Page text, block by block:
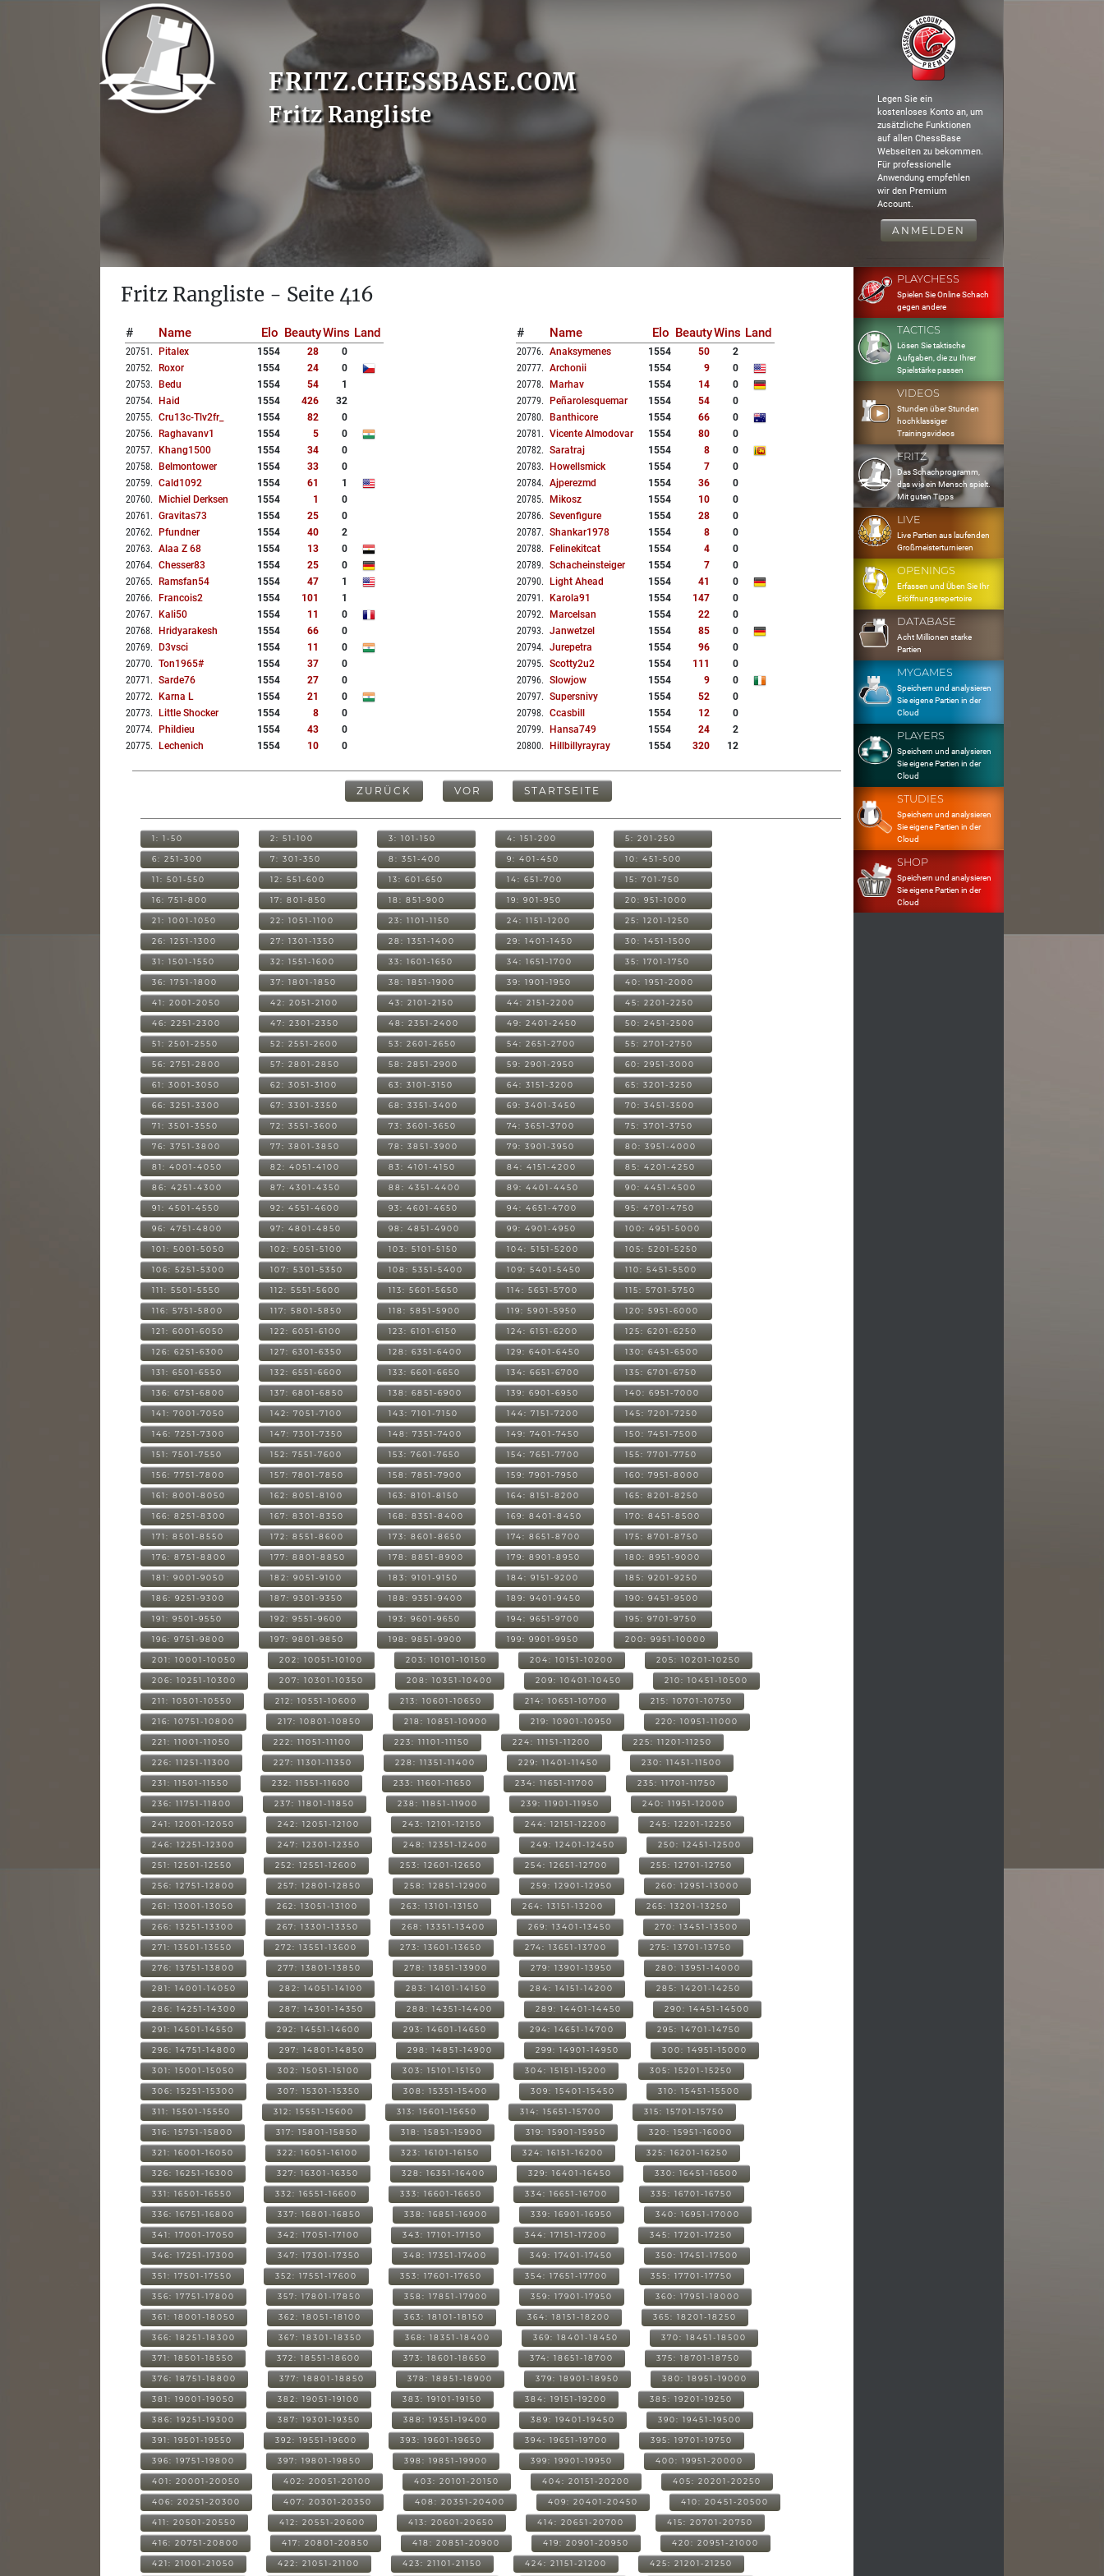
FRITZ.CHESSBASE.COM
Fritz Rangliste
Legen Sie ein
kostenloses Konto an, um
zusätzliche Funktionen
auf allen ChessBase
Webseiten zu bekommen.
Für professionelle
Anwendung empfehlen
wir den Premium
Account.
ANMELDEN
Fritz Rangliste - Seite 416
# Name Elo BeautyWins Land
20751 . Pitalex 1554 28
0
20752. Roxor 1554 24
0
20753. Bedu 1554 54
1
20754. Haid 1554 426
32
20755. Cru13c-Tlv2fr_ 1554 82
0
20756. Raghavanv1 1554 5
0
20757. Khang1500 1554 34
0
20758. Belmontower 1554 33
0
20759. Cald1092 1554 61
1
20760. Michiel Derksen 1554 1
0
20761 . Gravitas73 1554 25
0
20762. Pfundner 1554 40
2
20763. Alaa Z 68 1554 13
0
20764. Chesser83 1554 25
0
20765. Ramsfan54 1554 47
1
20766. Francois2 1554 101
1
20767. Kali50 1554 11
0
20768. Hridyarakesh 1554 66
0
20769. D3vsci 1554 11
0
20770. Ton1965# 1554 37
0
20771 . Sarde76 1554 27
0
20772. Karna L 1554 21
0
20773. Little Shocker 1554 8
0
20774. Phildieu 1554 43
0
20775. Lechenich 1554 10 0
# Name Elo BeautyWins Land
20776. Anaksymenes 1554 50
2
20777. Archonii 1554 9
0
20778. Marhav 1554 14
0
20779. Peñarolesquemar 1554 54
0
20780. Banthicore 1554 66
0
20781 . Vicente Almodovar 1554 80
0
20782. Saratraj 1554 8
0
20783. Howellsmick 1554 7
0
20784. Ajperezmd 1554 36
0
20785. Mikosz 1554 10
0
20786. Sevenfigure 1554 28
0
20787. Shankar1978 1554 8
0
20788. Felinekitcat 1554 4
0
20789. Schacheinsteiger 1554 7
0
20790. Light Ahead 1554 41
0
20791 . Karola91 1554 147
0
20792. Marcelsan 1554 22
0
20793. Janwetzel 1554 85
0
20794. Jurepetra 1554 96
0
20795. Scotty2u2 1554 111
0
20796. Slowjow 1554 9
0
20797. Supersnivy 1554 52
0
20798. Ccasbill 1554 12
0
20799. Hansa749 1554 24
2
20800. Hillbillyrayray 1554 320 12
ZURÜCK VOR STARTSEITE
1: 1-50 2: 51-100 3: 101-150 4: 151-200 5: 201-250
6: 251-300 7: 301-350 8: 351-400 9: 401-450 10: 451-500
11: 501-550 12: 551-600 13: 601-650 14: 651-700 15: 701-750
16: 751-800 17: 801-850 18: 851-900 19: 901-950 20: 951-1000
21: 1001-1050 22: 1051-1100 23: 1101-1150 24: 1151-1200 25: 1201-1250
26: 1251-1300 27: 1301-1350 28: 1351-1400 29: 1401-1450 30: 1451-1500
31: 1501-1550 32: 1551-1600 33: 1601-1650 34: 1651-1700 35: 1701-1750
36: 1751-1800 37: 1801-1850 38: 1851-1900 39: 1901-1950 40: 1951-2000
41: 2001-2050 42: 2051-2100 43: 2101-2150 44: 2151-2200 45: 2201-2250
46: 2251-2300 47: 2301-2350 48: 2351-2400 49: 2401-2450 50: 2451-2500
51: 2501-2550 52: 2551-2600 53: 2601-2650 54: 2651-2700 55: 2701-2750
56: 2751-2800 57: 2801-2850 58: 2851-2900 59: 2901-2950 60: 2951-3000
61: 3001-3050 62: 3051-3100 63: 3101-3150 64: 3151-3200 65: 3201-3250
66: 3251-3300 67: 3301-3350 68: 3351-3400 69: 3401-3450 70: 3451-3500
71: 3501-3550 72: 3551-3600 73: 3601-3650 74: 3651-3700 75: 3701-3750
76: 3751-3800 77: 3801-3850 78: 3851-3900 79: 3901-3950 80: 3951-4000
81: 4001-4050 82: 4051-4100 83: 4101-4150 84: 4151-4200 85: 4201-4250
86: 4251-4300 87: 4301-4350 88: 4351-4400 89: 4401-4450 90: 4451-4500
91: 4501-4550 92: 4551-4600 93: 4601-4650 94: 4651-4700 95: 4701-4750
96: 4751-4800 97: 4801-4850 98: 4851-4900 99: 4901-4950 100: 4951-5000
101: 5001-5050 102: 5051-5100 103: 5101-5150 104: 5151-5200 105: 5201-5250
106: 5251-5300 107: 5301-5350 108: 5351-5400 109: 5401-5450 110: 5451-5500
111: 5501-5550 112: 5551-5600 113: 5601-5650 114: 5651-5700 115: 5701-5750
116: 5751-5800 117: 5801-5850 118: 5851-5900 119: 5901-5950 120: 5951-6000
121: 6001-6050 122: 6051-6100 123: 6101-6150 124: 6151-6200 125: 6201-6250
126: 6251-6300 127: 6301-6350 128: 6351-6400 129: 6401-6450 130: 6451-6500
131: 6501-6550 132: 6551-6600 133: 6601-6650 134: 6651-6700 135: 6701-6750
136: 6751-6800 137: 6801-6850 138: 6851-6900 139: 6901-6950 140: 6951-7000
141: 7001-7050 142: 7051-7100 143: 7101-7150 144: 7151-7200 145: 7201-7250
146: 7251-7300 147: 7301-7350 148: 7351-7400 149: 7401-7450 150: 7451-7500
151: 7501-7550 152: 7551-7600 153: 7601-7650 154: 7651-7700 155: 7701-7750
156: 7751-7800 157: 7801-7850 158: 7851-7900 159: 7901-7950 160: 7951-8000
161: 8001-8050 162: 8051-8100 163: 8101-8150 164: 8151-8200 165: 8201-8250
166: 8251-8300 167: 8301-8350 168: 8351-8400 169: 8401-8450 170: 8451-8500
171: 8501-8550 172: 8551-8600 173: 8601-8650 174: 8651-8700 175: 8701-8750
176: 8751-8800 177: 8801-8850 178: 8851-8900 179: 8901-8950 180: 8951-9000
181: 9001-9050 182: 9051-9100 183: 9101-9150 184: 9151-9200 185: 9201-9250
186: 9251-9300 187: 9301-9350 188: 9351-9400 189: 9401-9450 190: 9451-9500
191: 9501-9550 192: 9551-9600 193: 9601-9650 194: 9651-9700 195: 9701-9750
196: 9751-9800 197: 9801-9850 198: 9851-9900 199: 9901-9950 200: 9951-10000
201: 10001-10050 202: 10051-10100 203: 10101-10150 204: 10151-10200 205: 10201-10250
206: 10251-10300 207: 10301-10350 208: 10351-10400 209: 10401-10450 210: 10451-10500
211: 10501-10550 212: 10551-10600 213: 10601-10650 214: 10651-10700 215: 10701-10750
216: 10751-10800 217: 10801-10850 218: 10851-10900 219: 10901-10950 220: 10951-11000
221: 11001-11050 222: 11051-11100 223: 11101-11150 224: 11151-11200 225: 11201-11250
226: 11251-11300 227: 11301-11350 228: 11351-11400 229: 11401-11450 230: 11451-11500
231: 11501-11550 232: 11551-11600 233: 11601-11650 234: 11651-11700 235: 11701-11750
236: 11751-11800 237: 11801-11850 238: 11851-11900 239: 11901-11950 240: 11951-12000
241: 12001-12050 242: 12051-12100 243: 12101-12150 244: 12151-12200 245: 12201-12250
246: 12251-12300 247: 12301-12350 248: 12351-12400 249: 12401-12450 250: 12451-12500
251: 12501-12550 252: 12551-12600 253: 12601-12650 254: 12651-12700 255: 12701-12750
256: 12751-12800 257: 12801-12850 258: 12851-12900 259: 12901-12950 260: 12951-13000
261: 13001-13050 262: 13051-13100 263: 13101-13150 264: 13151-13200 265: 13201-13250
266: 13251-13300 267: 13301-13350 268: 13351-13400 269: 13401-13450 270: 13451-13500
271: 13501-13550 272: 13551-13600 273: 13601-13650 274: 13651-13700 275: 13701-13750
276: 13751-13800 277: 13801-13850 278: 13851-13900 279: 13901-13950 280: 13951-14000
281: 14001-14050 282: 14051-14100 283: 14101-14150 284: 14151-14200 285: 14201-14250
286: 14251-14300 287: 14301-14350 288: 14351-14400 289: 14401-14450 290: 14451-14500
291: 14501-14550 292: 14551-14600 293: 14601-14650 294: 14651-14700 295: 14701-14750
296: 14751-14800 297: 14801-14850 298: 14851-14900 299: 14901-14950 300: 14951-15000
301: 15001-15050 302: 15051-15100 303: 15101-15150 304: 15151-15200 305: 15201-15250
306: 15251-15300 307: 15301-15350 308: 15351-15400 309: 15401-15450 310: 15451-15500
311: 15501-15550 312: 15551-15600 313: 15601-15650 314: 15651-15700 315: 15701-15750
316: 15751-15800 317: 15801-15850 318: 15851-15900 319: 15901-15950 320: 15951-16000
321: 16001-16050 322: 16051-16100 323: 16101-16150 324: 16151-16200 325: 16201-16250
326: 16251-16300 327: 16301-16350 328: 16351-16400 329: 16401-16450 330: 16451-16500
331: 16501-16550 332: 16551-16600 333: 16601-16650 334: 16651-16700 335: 16701-16750
336: 16751-16800 337: 16801-16850 338: 16851-16900 339: 16901-16950 340: 16951-17000
341: 17001-17050 342: 17051-17100 343: 17101-17150 344: 17151-17200 345: 17201-17250
346: 17251-17300 347: 17301-17350 348: 17351-17400 349: 17401-17450 350: 17451-17500
351: 17501-17550 352: 17551-17600 353: 17601-17650 354: 17651-17700 355: 17701-17750
356: 17751-17800 357: 17801-17850 358: 17851-17900 359: 17901-17950 360: 17951-18000
361: 18001-18050 362: 18051-18100 363: 18101-18150 364: 18151-18200 365: 18201-18250
366: 18251-18300 367: 18301-18350 368: 18351-18400 369: 18401-18450 370: 18451-18500
371: 18501-18550 372: 18551-18600 373: 18601-18650 374: 18651-18700 375: 18701-18750
376: 18751-18800 377: 18801-18850 378: 18851-18900 379: 18901-18950 380: 18951-19000
381: 19001-19050 382: 19051-19100 383: 19101-19150 384: 19151-19200 385: 19201-19250
386: 19251-19300 387: 19301-19350 388: 19351-19400 389: 19401-19450 390: 19451-19500
391: 19501-19550 392: 19551-19600 393: 19601-19650 394: 19651-19700 395: 19701-19750
396: 19751-19800 397: 19801-19850 398: 19851-19900 399: 19901-19950 400: 19951-20000
401: 20001-20050 402: 20051-20100 403: 20101-20150 404: 20151-20200 405: 20201-20250
406: 20251-20300 407: 20301-20350 408: 20351-20400 409: 20401-20450 410: 20451-20500
411: 20501-20550 412: 20551-20600 413: 20601-20650 414: 20651-20700 415: 20701-20750
416: 20751-20800 417: 20801-20850 418: 20851-20900 419: 20901-20950 420: 20951-21000
421: 21001-21050 422: 21051-21100 423: 21101-21150 424: 21151-21200 425: 21201-21250
PLAYCHESS
Spielen Sie Online Schach
gegen andere
TACTICS
Lösen Sie taktische
Aufgaben, die zu Ihrer
Spielstärke passen
VIDEOS
Stunden über Stunden
hochklassiger
Trainingsvideos
FRITZ
Das Schachprogramm,
das wie ein Mensch spielt.
Mit guten Tipps
LIVE
Live Partien aus laufenden
Großmeisterturnieren
OPENINGS
Erfassen und Üben Sie Ihr
Eröffnungsrepertoire
DATABASE
Acht Millionen starke
Partien
MYGAMES
Speichern und analysieren
Sie eigene Partien in der
Cloud
PLAYERS
Speichern und analysieren
Sie eigene Partien in der
Cloud
STUDIES
Speichern und analysieren
Sie eigene Partien in der
Cloud
SHOP
Speichern und analysieren
Sie eigene Partien in der
Cloud